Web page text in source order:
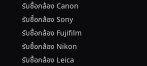
รับซื้อกล้อง Canon
รับซื้อกล้อง Sony
รับซื้อกล้อง Fujifilm
รับซื้อกล้อง Nikon
รับซื้อกล้อง Leica